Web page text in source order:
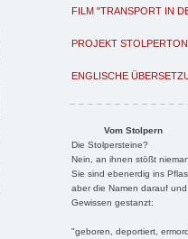
FILM "TRANSPORT IN
PROJEKT
ENGLISCHE
Vom Stolpern
Die Stolpersteine?
Nein, an ihnen stößt
Sie sind ebenerdig ins
aber die Namen darauf
Gewissen gestanzt:
"geboren, deportiert,